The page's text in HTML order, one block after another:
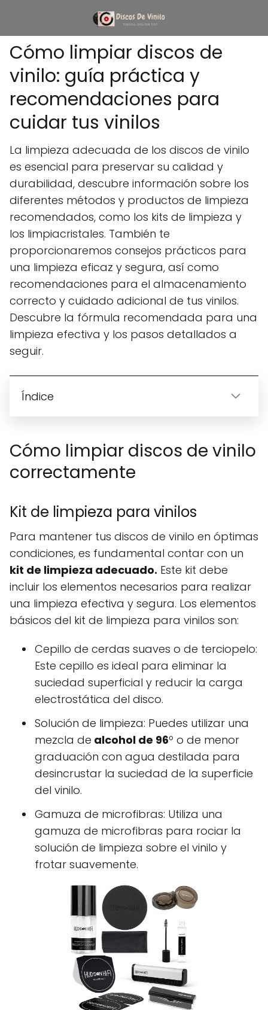
Cómo limpiar discos de
vinilo: guía práctica y
recomendaciones para
cuidar tus vinilos
La limpieza adecuada de los discos de vinilo
es esencial para preservar su calidad y
durabilidad, descubre información sobre los
diferentes métodos y productos de limpieza
recomendados, como los kits de limpieza y
los limpiacristales. También te
proporcionaremos consejos prácticos para
una limpieza eficaz y segura, así como
recomendaciones para el almacenamiento
correcto y cuidado adicional de tus vinilos.
Descubre la fórmula recomendada para una
limpieza efectiva y los pasos detallados a
seguir.
Índice
Cómo limpiar discos de vinilo
correctamente
Kit de limpieza para vinilos
Para mantener tus discos de vinilo en óptimas
condiciones, es fundamental contar con un
kit de limpieza adecuado. Este kit debe
incluir los elementos necesarios para realizar
una limpieza efectiva y segura. Los elementos
básicos del kit de limpieza para vinilos son:
Cepillo de cerdas suaves o de terciopelo:
Este cepillo es ideal para eliminar la
suciedad superficial y reducir la carga
electrostática del disco.
Solución de limpieza: Puedes utilizar una
mezcla de alcohol de 96º o de menor
graduación con agua destilada para
desincrustar la suciedad de la superficie
del vinilo.
Gamuza de microfibras: Utiliza una
gamuza de microfibras para rociar la
solución de limpieza sobre el vinilo y
frotar suavemente.